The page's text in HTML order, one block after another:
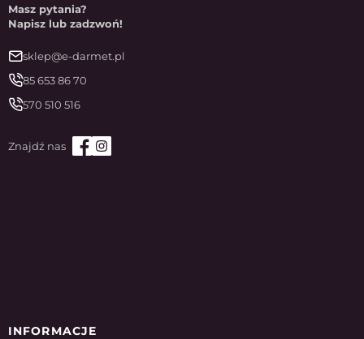
Masz pytania?
Napisz lub zadzwoń!
sklep@e-darmet.pl
85 653 86 70
570 510 516
INFORMACJE